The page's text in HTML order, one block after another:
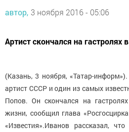
автор, 3 ноября 2016 - 05:06
Артист скончался на гастролях
(Казань, 3 ноября, «Татар-
артист СССР и один из самых
Попов. Он скончался на
жизни, сообщил глава
«Известия».Иванов рассказал,